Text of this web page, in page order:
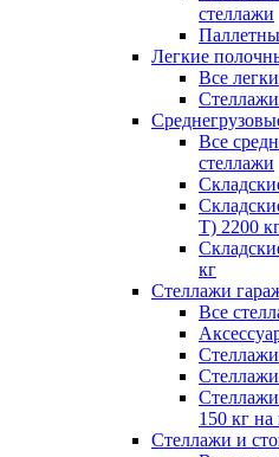
стеллажи
Легкие
Все
Все
стеллажи
Т) 2200
кг
Стеллажи
Все
150 кг
Стеллажи и